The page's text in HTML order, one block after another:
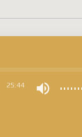
25:44